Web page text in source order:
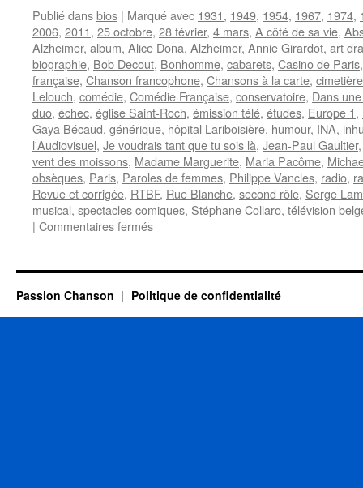
Publié dansbios | Marqué avec 1931, 1949, 1954, 1967, 1974,
2006, 2011, 25 octobre, 28 février, 4 mars, A côté de sa vie,
Alzheimer, album, Alice Dona, Alzheimer, Annie Girardot, art
biographie, Bob Decout, Bonhomme, cabarets, Casino de Paris
française, Chanson francophone, Chansons à la carte,
Lelouch, comédie, Comédie Française, conservatoire, Dans
duo, échec, église Saint-Roch, émission télé, études, Europe 1,
Gaya Bécaud, générique, hôpital Lariboisière, humour, INA,
l'Audiovisuel, Je voudrais tant que tu sois là, Jean-Paul Gaultier
vent des moissons, Madame Marguerite, Maria Pacôme,
obsèques, Paris, Paroles de femmes, Philippe Vancles, radio,
Revue et corrigée, RTBF, Rue Blanche, second rôle, Serge
musical, spectacles comiques, Stéphane Collaro, télévision
| Commentaires ferméssur
Passion Chanson Politique de confidentialité